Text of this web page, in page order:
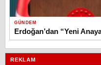
GÜNDEM
Erdoğan’dan “Yeni
REKLAM